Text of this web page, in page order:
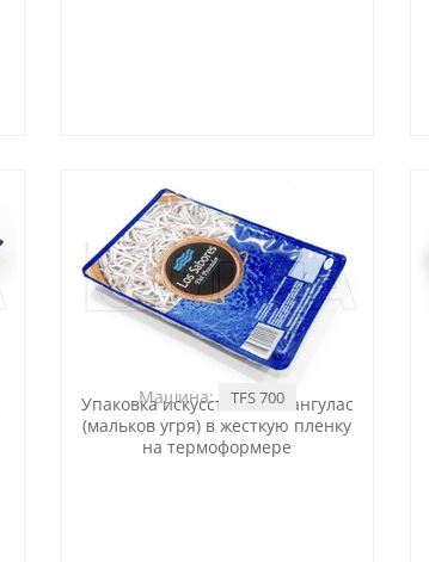
Упаковка искусственных ангулас
(мальков угря) в жесткую пленку
на термоформере
Машина: TFS 700